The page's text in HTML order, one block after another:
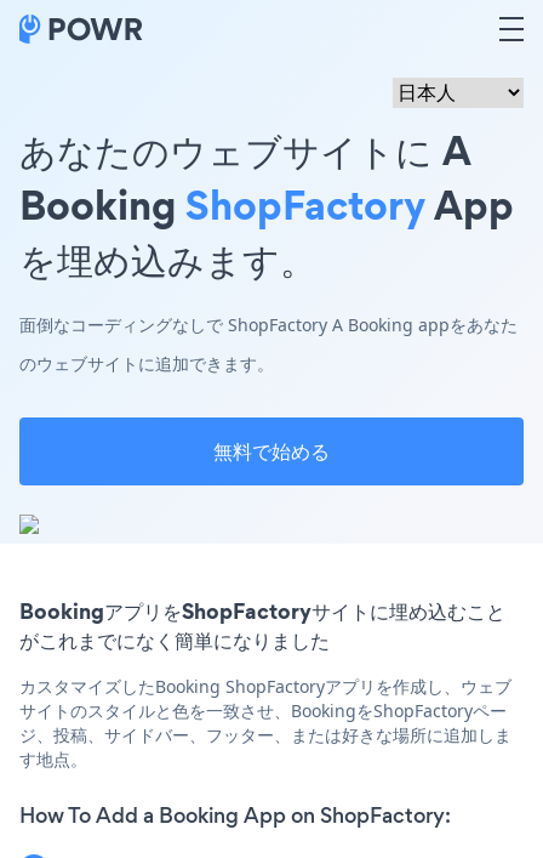
あなたのウェブサイトに A
BookingShopFactoryApp
を埋め込みます。
面倒なコーディングなしで ShopFactory A Booking appをあなた
のウェブサイトに追加できます。
無料で始める
BookingアプリをShopFactoryサイトに埋め込むこと
がこれまでになく簡単になりました
カスタマイズしたBooking ShopFactoryアプリを作成し、ウェブ
サイトのスタイルと色を一致させ、BookingをShopFactoryペー
ジ、投稿、サイドバー、フッター、または好きな場所に追加しま
す地点。
How To Add a Booking App on ShopFactory: